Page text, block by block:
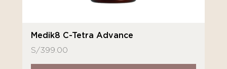
Medik8 C-Tetra Advance
S/399.00